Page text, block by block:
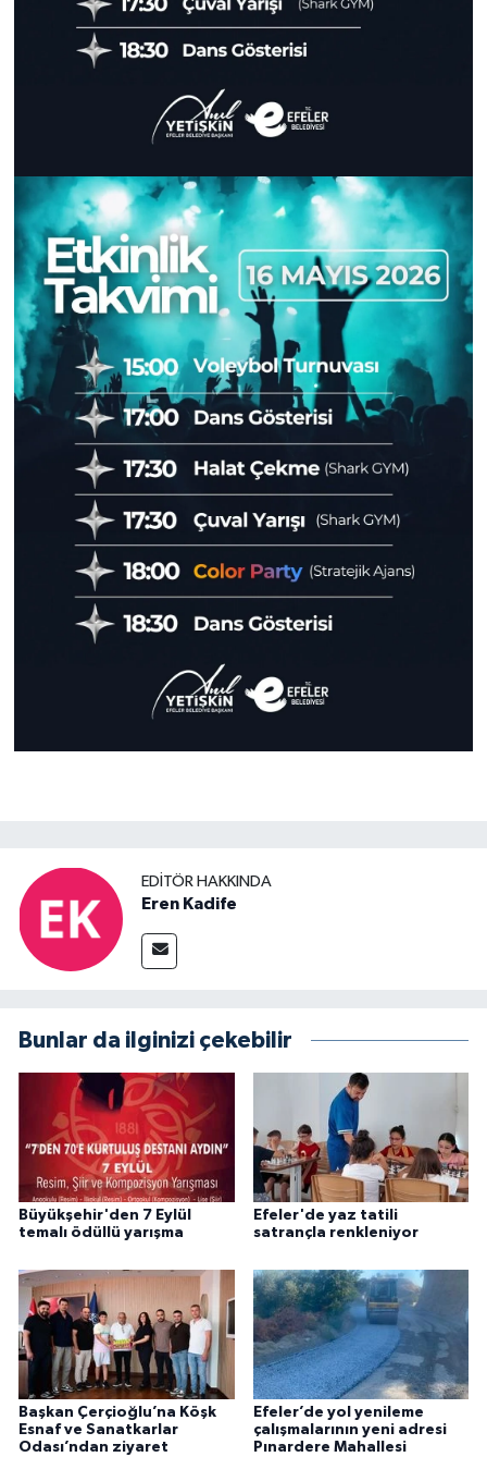
EDITÖR HAKKINDA
Eren Kadife
Bunlar da ilginizi çekebilir
Büyükşehir'den 7 Eylül
temalı ödüllü yarışma
Efeler'de yaz tatili
satrançla renkleniyor
Başkan Çerçioğlu’na Köşk
Esnaf ve Sanatkarlar
Odası’ndan ziyaret
Efeler’de yol yenileme
çalışmalarının yeni adresi
Pınardere Mahallesi